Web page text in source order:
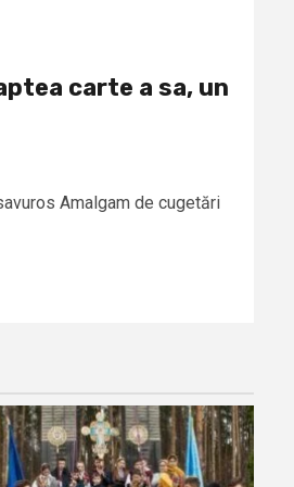
carte a sa, un
Amalgam de cugetări